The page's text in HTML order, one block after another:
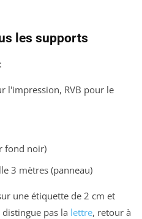
les supports
l'impression, RVB pour le
fond noir)
3 mètres (panneau)
une étiquette de 2 cm et
pas la lettre, retour à